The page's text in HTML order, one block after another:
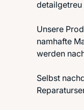
detailgetreu
Unsere
namhafte
werden
Selbst